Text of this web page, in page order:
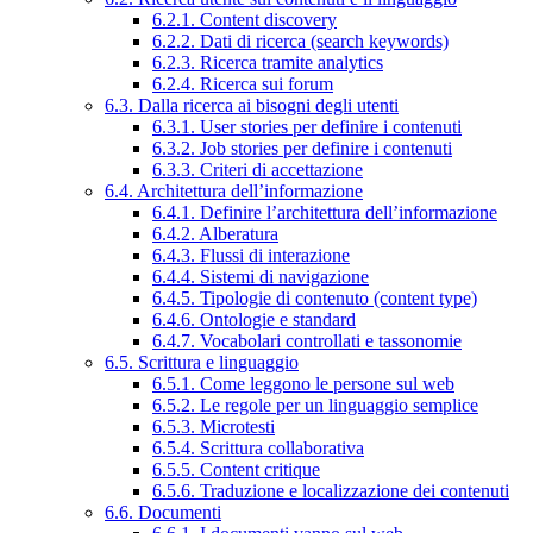
6.2.1. Content discovery
6.2.2. Dati di ricerca (search keywords)
6.2.3. Ricerca tramite analytics
6.2.4. Ricerca sui forum
6.3. Dalla ricerca ai bisogni degli utenti
6.3.1. User stories per definire i contenuti
6.3.2. Job stories per definire i contenuti
6.3.3. Criteri di accettazione
6.4. Architettura dell’informazione
6.4.1. Definire l’architettura dell’informazione
6.4.2. Alberatura
6.4.3. Flussi di interazione
6.4.4. Sistemi di navigazione
6.4.5. Tipologie di contenuto (content type)
6.4.6. Ontologie e standard
6.4.7. Vocabolari controllati e tassonomie
6.5. Scrittura e linguaggio
6.5.1. Come leggono le persone sul web
6.5.2. Le regole per un linguaggio semplice
6.5.3. Microtesti
6.5.4. Scrittura collaborativa
6.5.5. Content critique
6.5.6. Traduzione e localizzazione dei contenuti
6.6. Documenti